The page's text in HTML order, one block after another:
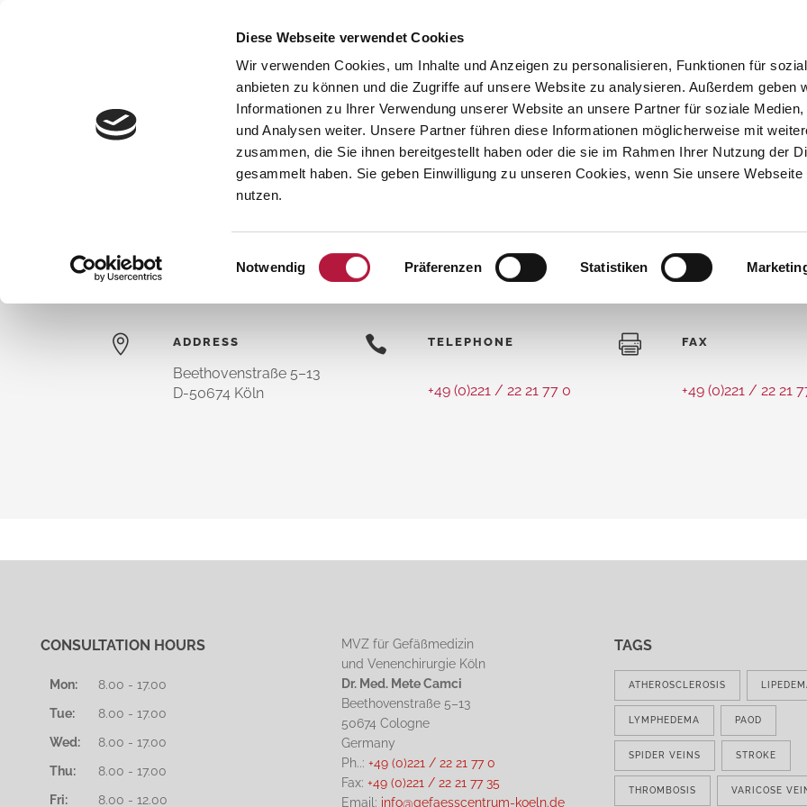
Diese Webseite verwendet Cookies
Wir verwenden Cookies, um Inhalte und Anzeigen zu personalisieren, Funktionen für
anbieten zu können und die Zugriffe auf unsere Website zu analysieren. Außerdem geben
Informationen zu Ihrer Verwendung unserer Website an unsere Partner für soziale Medien,
und Analysen weiter. Unsere Partner führen diese Informationen möglicherweise mit
zusammen, die Sie ihnen bereitgestellt haben oder die sie im Rahmen Ihrer Nutzung der
gesammelt haben. Sie geben Einwilligung zu unseren Cookies, wenn Sie unsere Webseite
nutzen.
Einwilligungsauswahl
Notwendig Präferenzen Statistiken
PRACTICE+TEAM SERVICES
Vascular
Cardiac
Minimally-
CONTACT
MVZ für Gefäßmedizin und Venenchirurgie Köln Contact
ADDRESS
Beethovenstraße 5–13
D-50674 Köln
TELEPHONE
+49 (0)221 / 22 21 77 0
FAX
+49 (0)221 / 22 21
CONSULTATION HOURS
Mon:
8.00 - 17.00
Tue:
8.00 - 17.00
Wed:
8.00 - 17.00
Thu:
8.00 - 17.00
Fri:
8.00 - 12.00
MVZ für Gefäßmedizin
und Venenchirurgie Köln
Dr. Med. Mete Camci
Beethovenstraße 5–13
50674 Cologne
Germany
Ph..: +49 (0)221 / 22 21 77 0
Fax: +49 (0)221 / 22 21 77 35
Email: info@gefaesscentrum-koeln.de
TAGS
ATHEROSCLEROSIS
LYMPHEDEMA PAOD
SPIDER VEINS STROKE
THROMBOSIS VARICOSE